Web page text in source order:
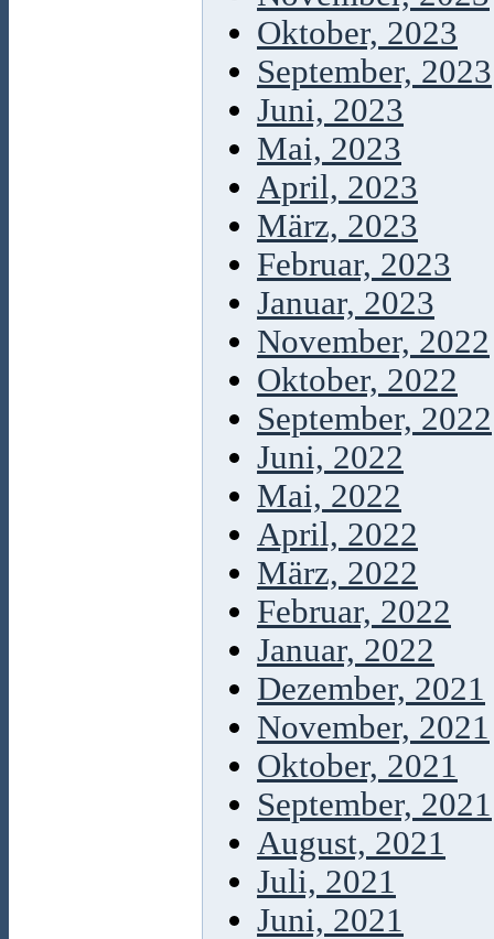
Oktober, 2023
September, 2023
Juni, 2023
Mai, 2023
April, 2023
März, 2023
Februar, 2023
Januar, 2023
November, 2022
Oktober, 2022
September, 2022
Juni, 2022
Mai, 2022
April, 2022
März, 2022
Februar, 2022
Januar, 2022
Dezember, 2021
November, 2021
Oktober, 2021
September, 2021
August, 2021
Juli, 2021
Juni, 2021